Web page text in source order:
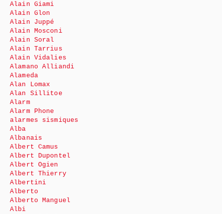
Alain Giami
Alain Glon
Alain Juppé
Alain Mosconi
Alain Soral
Alain Tarrius
Alain Vidalies
Alamano Alliandi
Alameda
Alan Lomax
Alan Sillitoe
Alarm
Alarm Phone
alarmes sismiques
Alba
Albanais
Albert Camus
Albert Dupontel
Albert Ogien
Albert Thierry
Albertini
Alberto
Alberto Manguel
Albi